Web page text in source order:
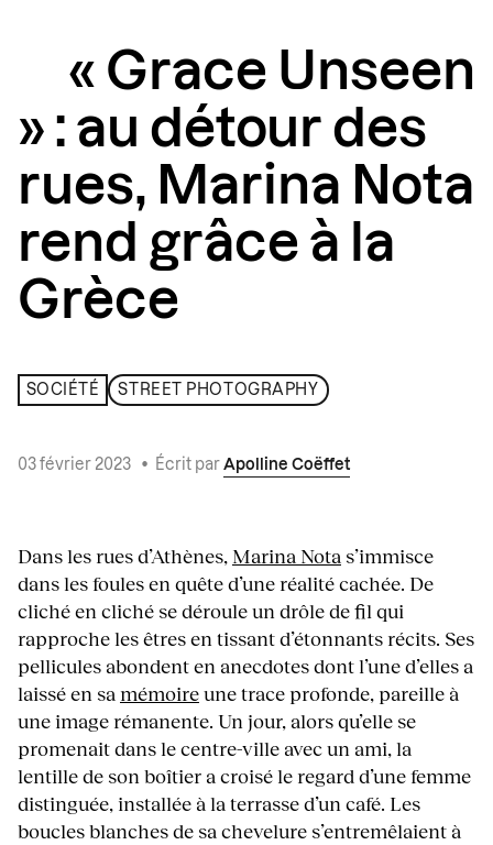
« Grace Unseen
» : au détour des
rues, Marina Nota
rend grâce à la
Grèce
SOCIÉTÉ STREET PHOTOGRAPHY
03 février 2023 • Écrit par Apolline Coëffet
Dans les rues d’Athènes, Marina Nota s’immisce
dans les foules en quête d’une réalité cachée. De
cliché en cliché se déroule un drôle de fil qui
rapproche les êtres en tissant d’étonnants récits. Ses
pellicules abondent en anecdotes dont l’une d’elles a
laissé en samémoireune trace profonde, pareille à
une image rémanente. Un jour, alors qu’elle se
promenait dans le centre-ville avec un ami, la
lentille de son boîtier a croisé le regard d’une femme
distinguée, installée à la terrasse d’un café. Les
boucles blanches de sa chevelure s’entremêlaient à